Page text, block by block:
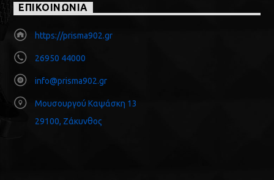
ΕΠΙΚΟΙΝΩΝΙΑ
https://prisma902.gr
26950 44000
info@prisma902.gr
Μουσουργού Καψάσκη 13
29100, Ζάκυνθος